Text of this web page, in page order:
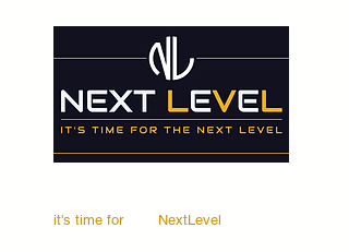
it's time for NextLevel